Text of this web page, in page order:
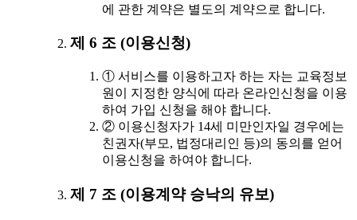
에 관한 계약은 별도의 계약으로 합니다.
제 6 조 (이용신청)
① 서비스를 이용하고자 하는 자는 교육정보
원이 지정한 양식에 따라 온라인신청을 이용
하여 가입 신청을 해야 합니다.
② 이용신청자가 14세 미만인자일 경우에는
친권자(부모, 법정대리인 등)의 동의를 얻어
이용신청을 하여야 합니다.
제 7 조 (이용계약 승낙의 유보)